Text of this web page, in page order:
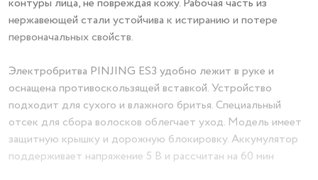
нержавеющей стали устойчива к истиранию и потере
первоначальных свойств.
Электробритва PINJING ES3 удобно лежит в руке и
оснащена противоскользящей вставкой. Устройство
подходит для сухого и влажного бритья. Специальный
отсек для сбора волосков облегчает уход. Модель имеет
защитную крышку и дорожную блокировку. Аккумулятор
поддерживает напряжение 5 В и рассчитан на 60 мин